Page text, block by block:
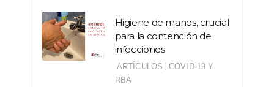
Higiene de manos, crucial
para la contención de
infecciones
ARTÍCULOS | COVID-19 Y
RBA